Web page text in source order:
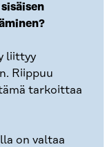
liittyy
Riippuu
tarkoittaa
on valtaa